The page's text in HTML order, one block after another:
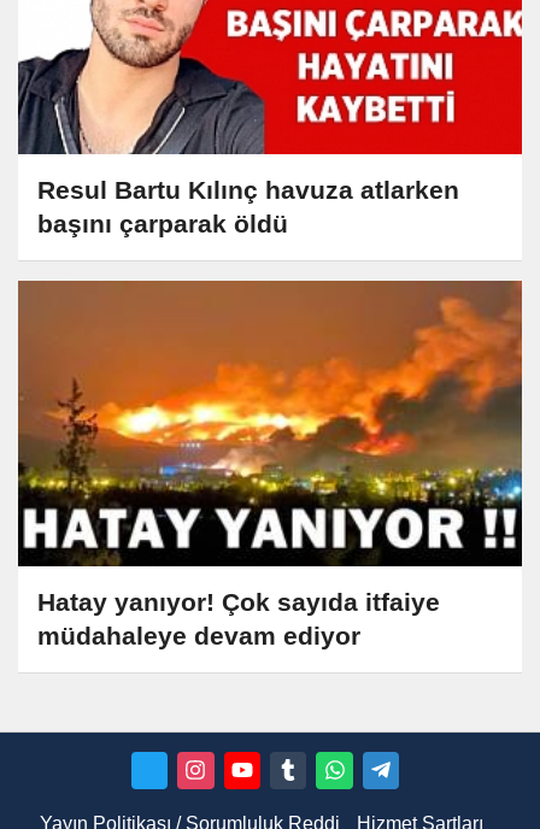
Resul Bartu Kılınç havuza atlarken
başını çarparak öldü
Hatay yanıyor! Çok sayıda itfaiye
müdahaleye devam ediyor
Yayın Politikası / Sorumluluk Reddi Hizmet Şartları